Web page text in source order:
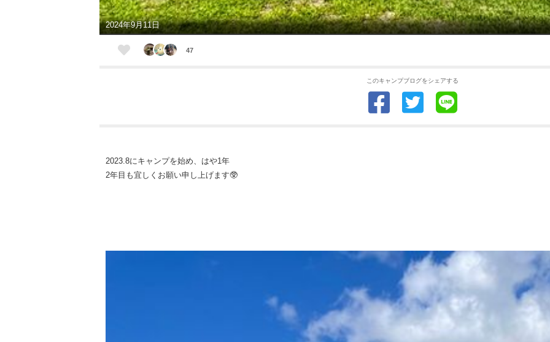
2024年9月11日
47
このキャンプブログをシェアする
2023.8にキャンプを始め、はや1年
2年目も宜しくお願い申し上げます🥸